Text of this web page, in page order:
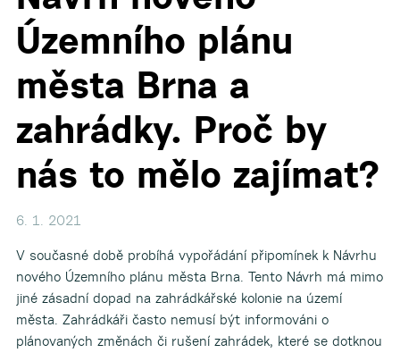
Územního plánu
města Brna a
zahrádky. Proč by
nás to mělo zajímat?
6. 1. 2021
V současné době probíhá vypořádání připomínek k Návrhu
nového Územního plánu města Brna. Tento Návrh má mimo
jiné zásadní dopad na zahrádkářské kolonie na území
města. Zahrádkáři často nemusí být informováni o
plánovaných změnách či rušení zahrádek, které se dotknou